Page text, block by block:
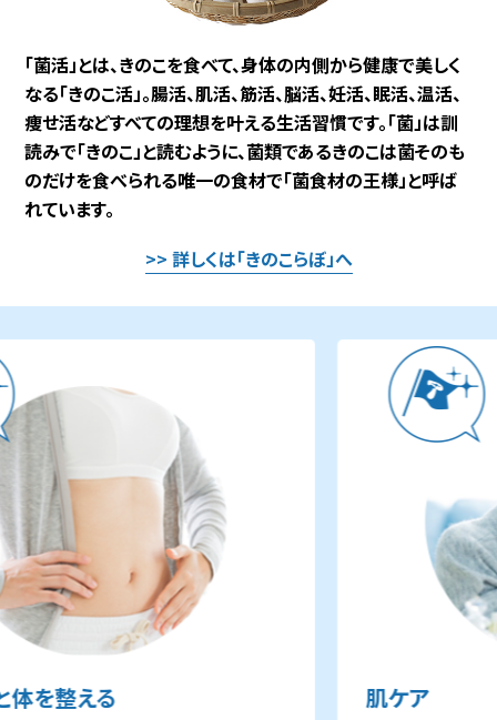
「菌活」とは、きのこを食べて、身体の内側から健康で美しく
なる「きのこ活」。腸活、肌活、筋活、脳活、妊活、眠活、温活、
痩せ活などすべての理想を叶える生活習慣です。「菌」は訓
読みで「きのこ」と読むように、菌類であるきのこは菌そのも
のだけを食べられる唯一の食材で「菌食材の王様」と呼ば
れています。
>> 詳しくは「きのこらぼ」へ
を整える 肌ケア